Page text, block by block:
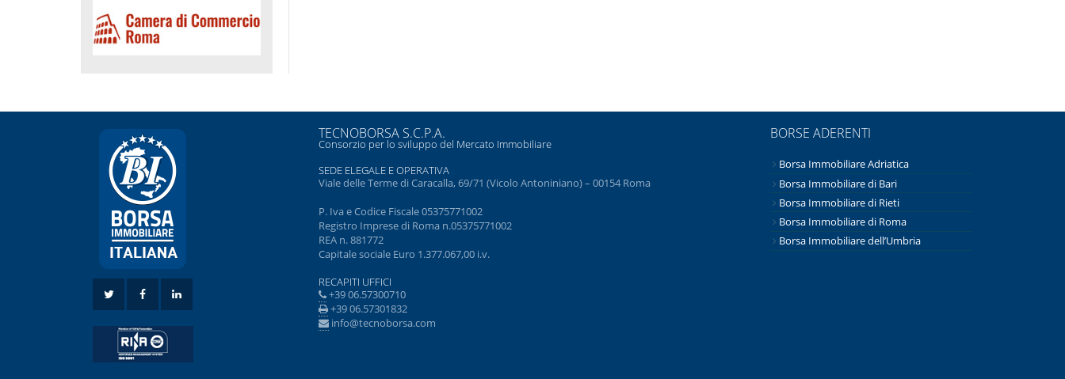
TECNOBORSA S.C.P.A.
Consorzio per lo sviluppo del Mercato Immobiliare
SEDE ELEGALE E OPERATIVA
Viale delle Terme di Caracalla, 69/71 (Vicolo Antoniniano) – 00154 Roma
P. Iva e Codice Fiscale 05375771002
Registro Imprese di Roma n.05375771002
REA n. 881772
Capitale sociale Euro 1.377.067,00 i.v.
RECAPITI UFFICI
+39 06.57300710
+39 06.57301832
info@tecnoborsa.com
BORSE ADERENTI
Borsa Immobiliare Adriatica
Borsa Immobiliare di Bari
Borsa Immobiliare di Rieti
Borsa Immobiliare di Roma
Borsa Immobiliare dell’Umbria